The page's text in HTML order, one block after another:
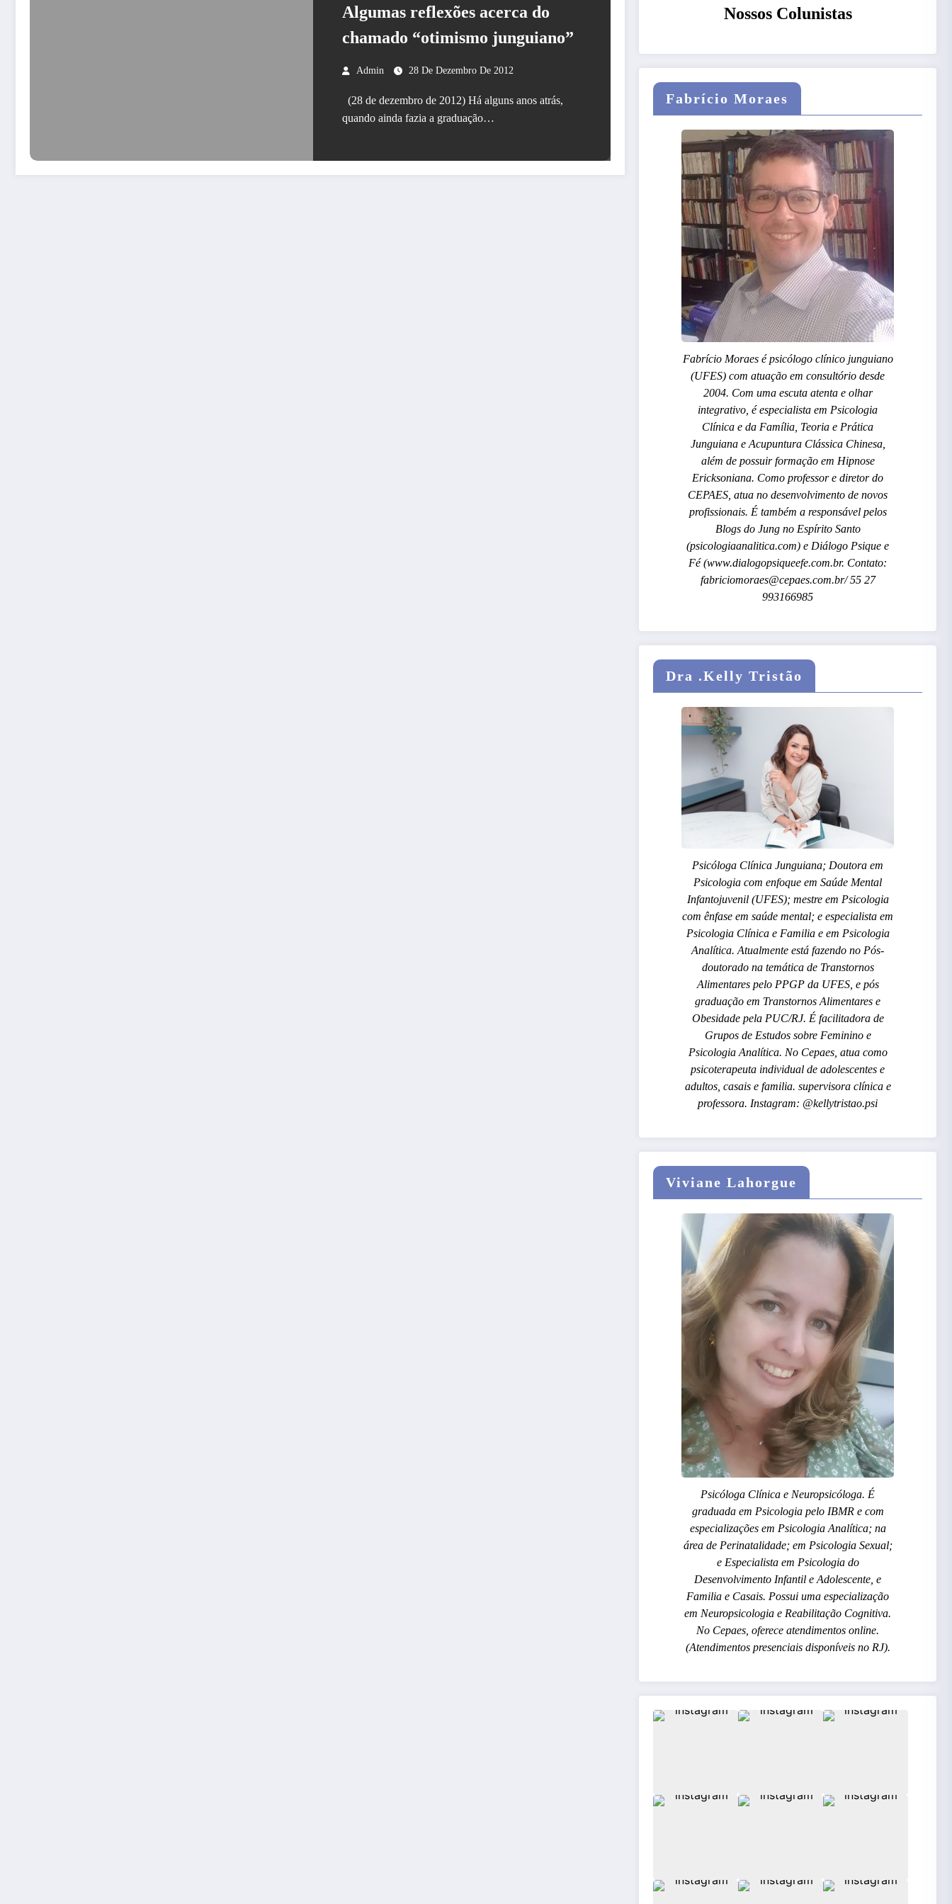
Algumas reflexões acerca do
chamado “otimismo junguiano”
Admin 28 De Dezembro De 2012
(28 de dezembro de 2012) Há alguns anos atrás,
quando ainda fazia a graduação…
Nossos Colunistas
Fabrício Moraes
Fabrício Moraes é psicólogo clínico junguiano
(UFES) com atuação em consultório desde
2004. Com uma escuta atenta e olhar
integrativo, é especialista em Psicologia
Clínica e da Família, Teoria e Prática
Junguiana e Acupuntura Clássica Chinesa,
além de possuir formação em Hipnose
Ericksoniana. Como professor e diretor do
CEPAES, atua no desenvolvimento de novos
profissionais. É também a responsável pelos
Blogs do Jung no Espírito Santo
(psicologiaanalitica.com) e Diálogo Psique e
Fé (www.dialogopsiqueefe.com.br. Contato:
fabriciomoraes@cepaes.com.br/ 55 27
993166985
Dra .Kelly Tristão
Psicóloga Clínica Junguiana; Doutora em
Psicologia com enfoque em Saúde Mental
Infantojuvenil (UFES); mestre em Psicologia
com ênfase em saúde mental; e especialista em
Psicologia Clínica e Familia e em Psicologia
Analítica. Atualmente está fazendo no Pós-
doutorado na temática de Transtornos
Alimentares pelo PPGP da UFES, e pós
graduação em Transtornos Alimentares e
Obesidade pela PUC/RJ. É facilitadora de
Grupos de Estudos sobre Feminino e
Psicologia Analítica. No Cepaes, atua como
psicoterapeuta individual de adolescentes e
adultos, casais e familia. supervisora clínica e
professora. Instagram: @kellytristao.psi
Viviane Lahorgue
Psicóloga Clínica e Neuropsicóloga. É
graduada em Psicologia pelo IBMR e com
especializações em Psicologia Analítica; na
área de Perinatalidade; em Psicologia Sexual;
e Especialista em Psicologia do
Desenvolvimento Infantil e Adolescente, e
Familia e Casais. Possui uma especialização
em Neuropsicologia e Reabilitação Cognitiva.
No Cepaes, oferece atendimentos online.
(Atendimentos presenciais disponíveis no RJ).